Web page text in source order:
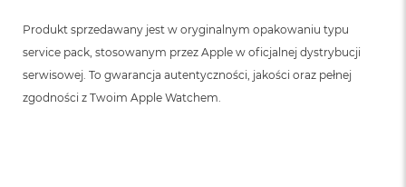
Produkt sprzedawany jest w oryginalnym opakowaniu typu
service pack, stosowanym przez Apple w oficjalnej dystrybucji
serwisowej. To gwarancja autentyczności, jakości oraz pełnej
zgodności z Twoim Apple Watchem.